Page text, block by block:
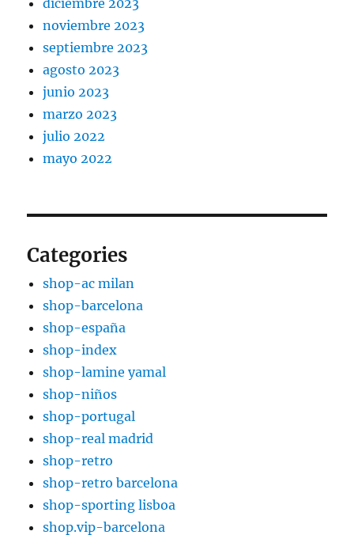
diciembre 2023
noviembre 2023
septiembre 2023
agosto 2023
junio 2023
marzo 2023
julio 2022
mayo 2022
Categories
shop-ac milan
shop-barcelona
shop-españa
shop-index
shop-lamine yamal
shop-niños
shop-portugal
shop-real madrid
shop-retro
shop-retro barcelona
shop-sporting lisboa
shop.vip-barcelona